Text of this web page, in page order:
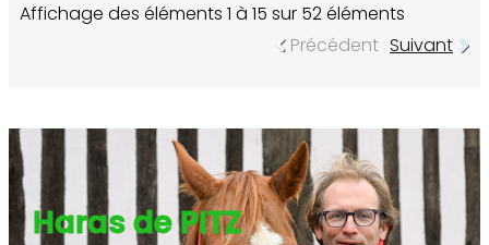
Affichage des éléments 1 à 15 sur 52 éléments
Précédent Suivant
Haras de PITZ